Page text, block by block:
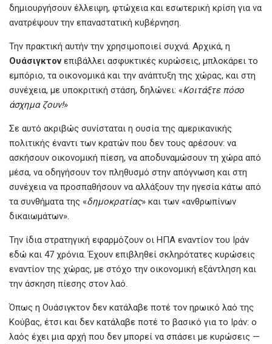
δημιουργήσουν έλλειψη, φτώχεια και εσωτερική κρίση για να
ανατρέψουν την επαναστατική κυβέρνηση.
Την πρακτική αυτήν την χρησιμοποιεί συχνά. Αρχικά, η
Ουάσιγκτονεπιβάλλει ασφυκτικές κυρώσεις, μπλοκάρει το
εμπόριο, τα οικονομικά και την ανάπτυξη της χώρας, και στη
συνέχεια, με υποκριτική στάση, δηλώνει: «Κοιτάξτε πόσο
άσχημα ζουν!»
Σε αυτό ακριβώς συνίσταται η ουσία της αμερικανικής
πολιτικής έναντι των κρατών που δεν τους αρέσουν: να
ασκήσουν οικονομική πίεση, να αποδυναμώσουν τη χώρα από
μέσα, να οδηγήσουν τον πληθυσμό στην απόγνωση και στη
συνέχεια να προσπαθήσουν να αλλάξουν την ηγεσία κάτω από
τα συνθήματα της «δημοκρατίας» και των «ανθρωπίνων
δικαιωμάτων».
Την ίδια στρατηγική εφαρμόζουν οι ΗΠΑ εναντίον του Ιράν
εδώ και 47 χρόνια. Έχουν επιβληθεί σκληρότατες κυρώσεις
εναντίον της χώρας, με στόχο την οικονομική εξάντληση και
την άσκηση πίεσης στον λαό.
Όπως η Ουάσιγκτον δεν κατάλαβε ποτέ τον ηρωικό λαό της
Κούβας, έτσι και δεν κατάλαβε ποτέ το βασικό για το Ιράν: ο
λαός έχει μια αρχή που δεν μπορεί να σπάσει με κυρώσεις —